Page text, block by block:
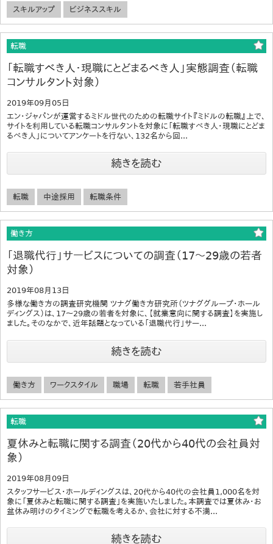
スキルアップ ビジネススキル
転職
「転職すべき人・現職にとどまるべき人」実態調査（転職
コンサルタント対象）
2019年09月05日
エン・ジャパンが運営するミドル世代のための転職サイト『ミドルの転職』上で、
サイトを利用している転職コンサルタントを対象に「転職すべき人・現職にとどま
るべき人」についてアンケートを行ない、132名から回...
続きを読む
転職 中途採用 転職条件
働き方
「退職代行」サービスについての調査（17～29歳の若者
対象）
2019年08月13日
多様な働き方の調査研究機関 ツナグ働き方研究所（ツナググループ・ホール
ディングス）は、17～29歳の若者を対象に、【就業意向に関する調査】を実施し
ました。そのなかで、近年話題となっている「退職代行」サー...
続きを読む
働き方 ワークスタイル 職場 転職 若手社員
転職
夏休みと転職に関する調査（20代から40代の会社員対
象）
2019年08月09日
スタッフサービス・ホールディングスは、20代から40代の会社員1,000名を対
象に「夏休みと転職に関する調査」を実施いたしました。本調査では夏休み・お
盆休み明けのタイミングで転職を考えるか、会社に対する不満...
続きを読む